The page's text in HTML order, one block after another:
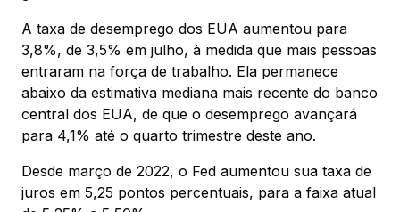
A taxa de desemprego dos EUA aumentou para
3,8%, de 3,5% em julho, à medida que mais pessoas
entraram na força de trabalho. Ela permanece
abaixo da estimativa mediana mais recente do banco
central dos EUA, de que o desemprego avançará
para 4,1% até o quarto trimestre deste ano.
Desde março de 2022, o Fed aumentou sua taxa de
juros em 5,25 pontos percentuais, para a faixa atual